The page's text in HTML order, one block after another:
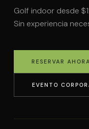
Golf indoor desde
Sin experiencia
RESERVAR AHORA
EVENTO